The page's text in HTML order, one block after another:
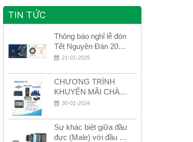
TIN TỨC
Thông báo nghỉ lễ đón
Tết Nguyên Đán 2026
– Xuân Bính Ngọ!
21-01-2025
CHƯƠNG TRÌNH
KHUYẾN MÃI CHÀO
MỪNG NĂM MỚI
30-01-2024
Sự khác biệt giữa đầu
đực (Male) với đầu cái